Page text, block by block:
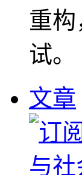
重
试
文章